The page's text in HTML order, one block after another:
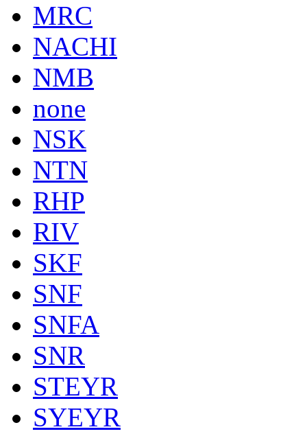
MRC
NACHI
NMB
none
NSK
NTN
RHP
RIV
SKF
SNF
SNFA
SNR
STEYR
SYEYR